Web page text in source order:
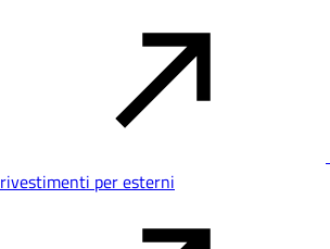
rivestimenti per esterni